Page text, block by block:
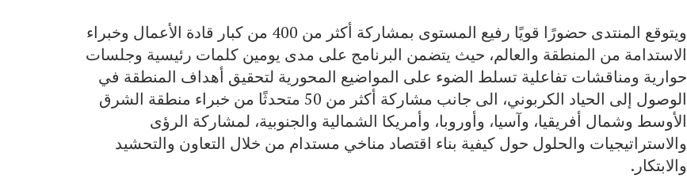
ويتوقع المنتدى حضورًا قويًا رفيع المستوى بمشاركة أكثر من 400 من كبار قادة الأعمال وخبراء
الاستدامة من المنطقة والعالم، حيث يتضمن البرنامج على مدى يومين كلمات رئيسية وجلسات
حوارية ومناقشات تفاعلية تسلط الضوء على المواضيع المحورية لتحقيق أهداف المنطقة في
الوصول إلى الحياد الكربوني، الى جانب مشاركة أكثر من 50 متحدثًا من خبراء منطقة الشرق
الأوسط وشمال أفريقيا، وآسيا، وأوروبا، وأمريكا الشمالية والجنوبية، لمشاركة الرؤى
والاستراتيجيات والحلول حول كيفية بناء اقتصاد مناخي مستدام من خلال التعاون والتحشيد
والابتكار.